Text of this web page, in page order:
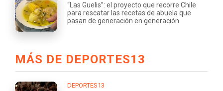
“Las Guelis”: el proyecto que recorre Chile
para rescatar las recetas de abuela que
pasan de generación en generación
MÁS DE DEPORTES13
DEPORTES13